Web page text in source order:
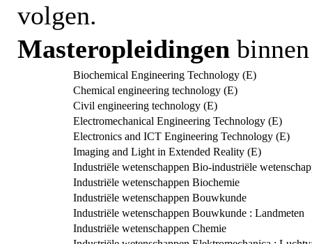
volgen.
Masteropleidingen
Biochemical Engineering Technology (E)
Chemical engineering technology (E)
Civil engineering technology (E)
Electromechanical Engineering Technology (E)
Electronics and ICT Engineering Technology (E)
Imaging and Light in Extended Reality (E)
Industriële wetenschappen Bio-industriële
Industriële wetenschappen Biochemie
Industriële wetenschappen Bouwkunde
Industriële wetenschappen Bouwkunde : Landmeten
Industriële wetenschappen Chemie